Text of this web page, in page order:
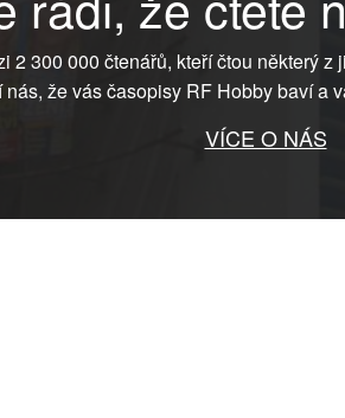
2 300 000 čtenářů, kteří čtou některý
nás, že vás časopisy RF Hobby baví a
VÍCE O NÁS